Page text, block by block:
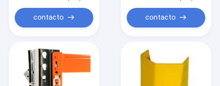
contacto contacto